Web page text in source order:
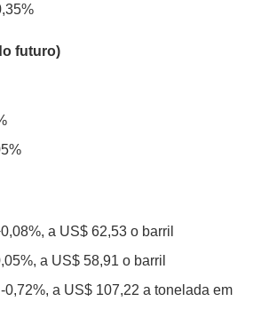
futuro)
a US$ 62,53 o barril
a US$ 58,91 o barril
0,72%, a US$ 107,22 a tonelada em